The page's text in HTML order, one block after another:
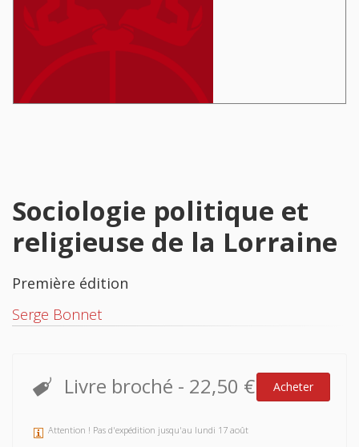
Sociologie politique et
religieuse de la Lorraine
Première édition
Serge Bonnet
Livre broché - 22,50 € Acheter
Attention ! Pas d'expédition jusqu'au lundi 17 août